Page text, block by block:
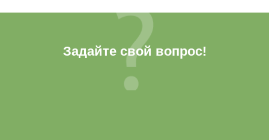
Задайте свой вопрос!